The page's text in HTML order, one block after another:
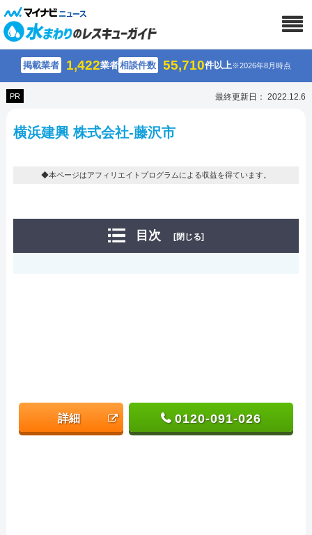
掲載業者 1,422業者相談件数 55,710件以上※2026年8月時点
PR 最終更新日： 2022.12.6
横浜建興 株式会社-藤沢市
◆本ページはアフィリエイトプログラムによる収益を得ています。
目次 [閉じる]
詳細 0120-091-026